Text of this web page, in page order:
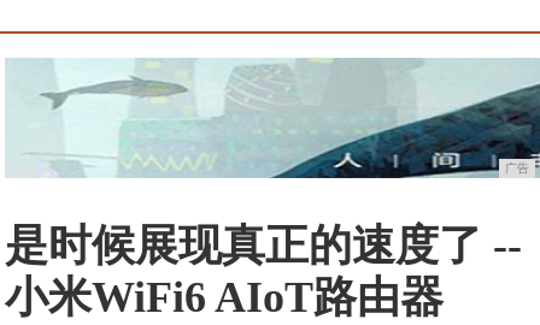
广告
是时候展现真正的速度了 --
小米WiFi6 AIoT路由器